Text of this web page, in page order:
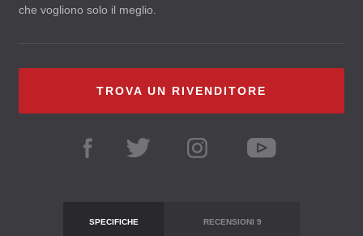
che vogliono solo il meglio.
TROVA UN RIVENDITORE
SPECIFICHE RECENSIONI 9